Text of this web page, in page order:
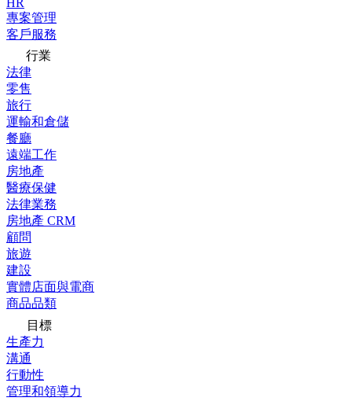
HR
專案管理
客戶服務
行業
法律
零售
旅行
運輸和倉儲
餐廳
遠端工作
房地產
醫療保健
法律業務
房地產 CRM
顧問
旅遊
建設
實體店面與電商
商品品類
目標
生產力
溝通
行動性
管理和領導力